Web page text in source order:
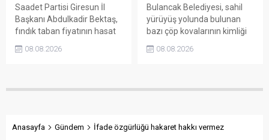
Saadet Partisi Giresun İl
Başkanı Abdulkadir Bektaş,
fındık taban fiyatının hasat
açıklanmamasına tepki
belirterek üreticiyi memnun
savundu.
08.08.2026
Bulancak Belediyesi, sahil
yürüyüş yolunda bulunan
bazı çöp kovalarının kimliği
sökülerek çalındığını açıkladı.
vatandaşlardan ihbar
08.08.2026
Anasayfa Gündem İfade özgürlüğü hakaret hakkı vermez